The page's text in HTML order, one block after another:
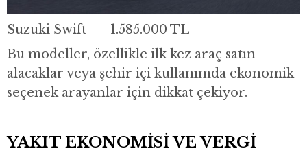
Suzuki Swift 1.585.000 TL
Bu modeller, özellikle ilk kez araç satın
alacaklar veya şehir içi kullanımda ekonomik
seçenek arayanlar için dikkat çekiyor.
YAKIT EKONOMİSİ VE VERGİ